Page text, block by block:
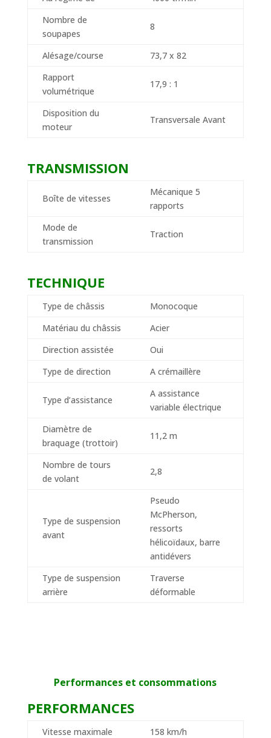
Nombre de
soupapes
8
Alésage/course
73,7 x 82
Rapport
volumétrique
17,9 : 1
Disposition du
moteur
Transversale Avant
TRANSMISSION
Boîte de vitesses
Mécanique 5
rapports
Mode de
transmission
Traction
TECHNIQUE
Type de châssis
Monocoque
Matériau du châssis
Acier
Direction assistée
Oui
Type de direction
A crémaillère
Type d’assistance
A assistance
variable électrique
Diamètre de
braquage (trottoir)
11,2 m
Nombre de tours
de volant
2,8
Type de suspension
avant
Pseudo
McPherson,
ressorts
hélicoïdaux, barre
antidévers
Type de suspension
arrière
Traverse
déformable
Performances et consommations
PERFORMANCES
Vitesse maximale
158 km/h